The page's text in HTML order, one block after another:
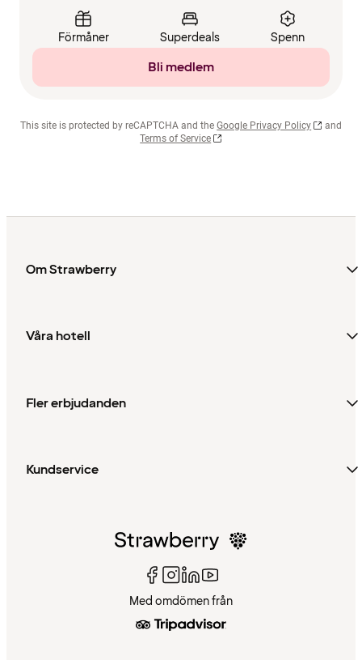
Förmåner Superdeals Spenn
Bli medlem
This site is protected by reCAPTCHA and the Google Privacy Policy
and
Terms of Service
Om Strawberry
Våra hotell
Fler erbjudanden
Kundservice
Med omdömen från